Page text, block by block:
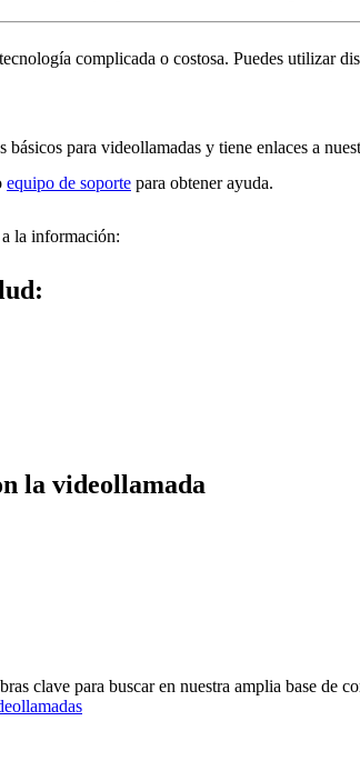
tecnología complicada o costosa. Puedes utilizar
básicos para videollamadas y tiene enlaces a
equipo de soporte para obtener ayuda.
a la información:
:
la videollamada
clave para buscar en nuestra amplia base de